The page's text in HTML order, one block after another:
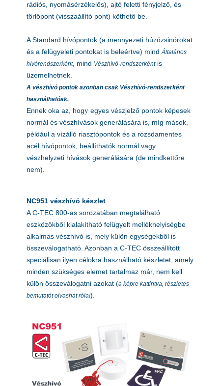
rádiós, nyomásérzékelős), ajtó feletti fényjelző, és
törlőpont (visszaállító pont) köthető be.
A Standard hívópontok (a mennyezeti húzózsinórokat
és a felügyeleti pontokat is beleértve) mind Általános
hívórendszerként, mind Vészhívó-rendszerkéntis
üzemelhetnek.
A vészhívó pontok azonban csak Vészhívó-rendszerként
használhatóak.
Ennek oka az, hogy egyes vészjelző pontok képesek
normál és vészhívások generálására is, míg mások,
például a vízálló riasztópontok és a rozsdamentes
acél hívópontok, beállíthatók normál vagy
vészhelyzeti hívások generálására (de mindkettőre
nem).
NC951 vészhívó készlet
A C-TEC 800-as sorozatában megtalálható
eszközökből kialakítható felügyelt mellékhelyiségbe
alkalmas vészhívó is, mely külön egységekből is
összeválogatható. Azonban a C-TEC összeállított
speciálisan ilyen célokra használható készletet, amely
minden szükséges elemet tartalmaz már, nem kell
külön összeválogatni azokat (a képre kattintva, részletes
bemutatót olvashat róla!).